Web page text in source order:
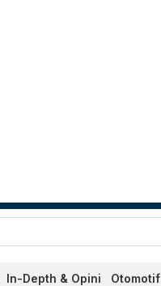
In-Depth & Opini Otomotif